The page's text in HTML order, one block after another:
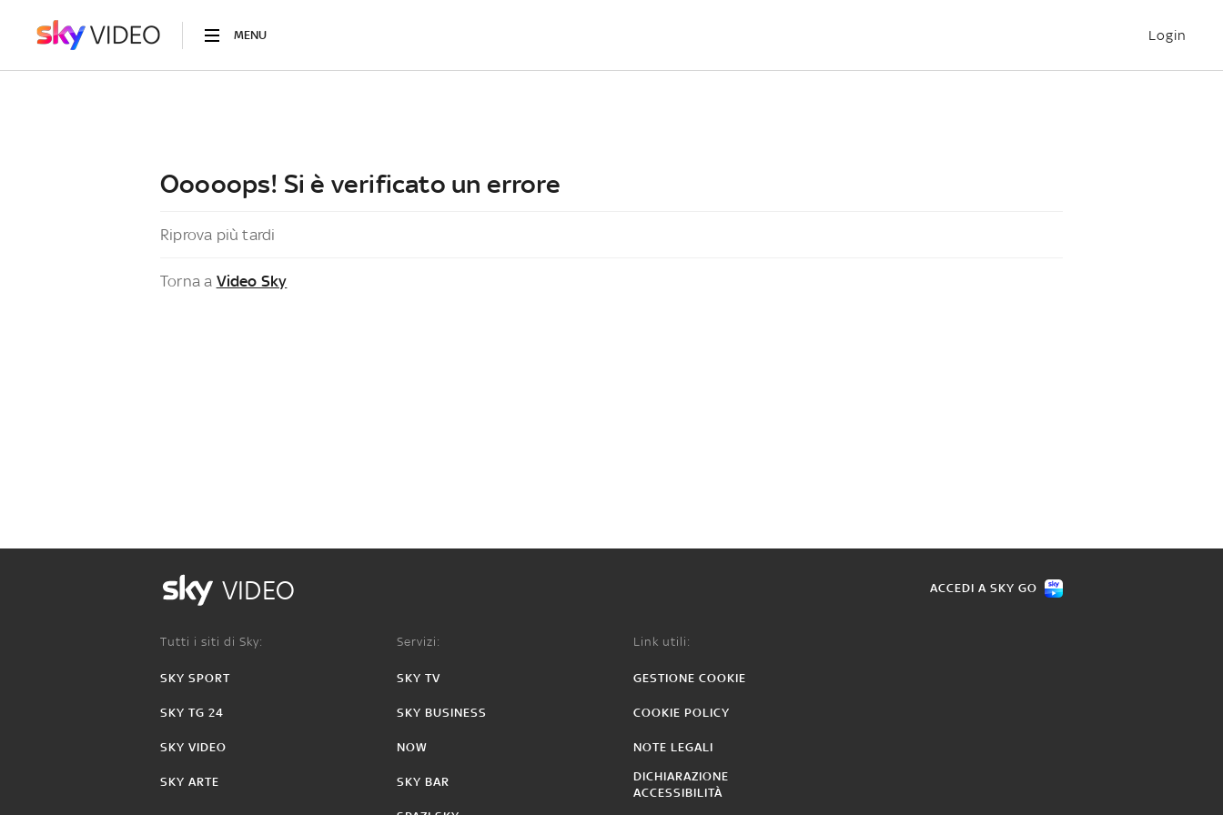
MENU Login
Ooooops! Si è verificato un errore
Riprova più tardi
Torna a Video Sky
VIDEO ACCEDI A SKY GO
Tutti i siti di Sky:
SKY SPORT
SKY TG 24
SKY VIDEO
SKY ARTE
Servizi:
SKY TV
SKY BUSINESS
NOW
SKY BAR
Link utili:
GESTIONE COOKIE
COOKIE POLICY
NOTE LEGALI
DICHIARAZIONE
ACCESSIBILITÀ